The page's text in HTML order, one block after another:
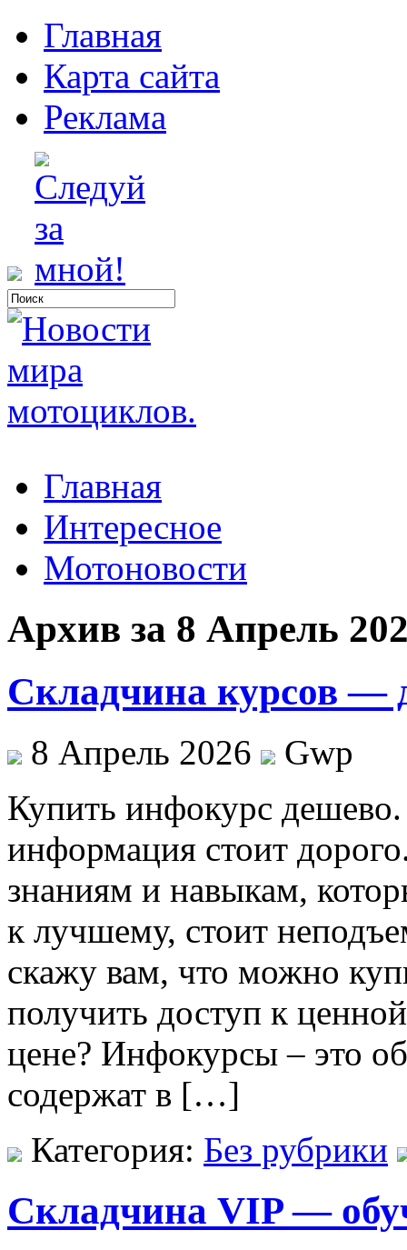
Главная
Карта сайта
Реклама
Главная
Интересное
Мотоновости
Архив за 8 Апрель
Складчина курсов —
8 Апрель 2026
Gwp
Купить инфoкурс
информация стоит
знаниям и навыкам,
к лучшему, стоит
скажу вам, что можно
получить доступ к
цене? Инфокурсы – это
содержат в […]
Категория: Без рубрики
Складчина VIP —